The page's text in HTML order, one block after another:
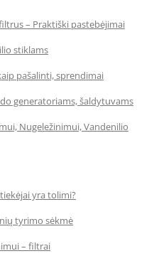
– Praktiški pastebėjimai
stiklams
pašalinti, sprendimai
generatoriams, šaldytuvams
Nugeležinimui, Vandenilio
yra tolimi?
tyrimo sėkmė
– filtrai